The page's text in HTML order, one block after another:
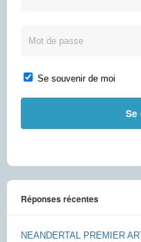
Se souvenir de moi
Réponses récentes
NEANDERTAL PREMIER